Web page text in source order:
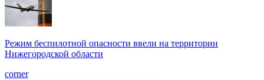
Режим беспилотной опасности ввели на территории
Нижегородской области
corner